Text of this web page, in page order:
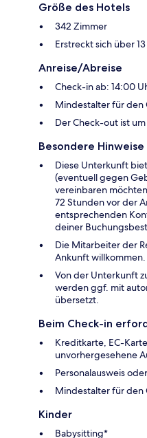
Größe des Hotels
342 Zimmer
Erstreckt sich über
Anreise/Abreise
Check-in ab: 14:00
Mindestalter für den
Der Check-out ist
Besondere
Diese Unterkunft
(eventuell gegen
vereinbaren
72 Stunden vor der
entsprechenden
deiner
Die Mitarbeiter der
Ankunft willkommen.
Von der Unterkunft
werden ggf. mit
übersetzt.
Beim Check-in
Kreditkarte, EC-
unvorhergesehene
Personalausweis
Mindestalter für den
Kinder
Babysitting*